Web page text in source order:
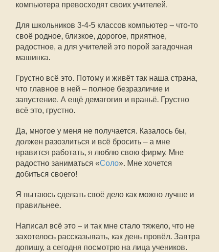
компьютера превосходят своих учителей.
Для школьников 3-4-5 классов компьютер – что-то
своё родное, близкое, дорогое, приятное,
радостное, а для учителей это порой загадочная
машинка.
Грустно всё это. Потому и живёт так наша страна,
что главное в ней – полное безразличие и
запустение. А ещё демагогия и враньё. Грустно
всё это, грустно.
Да, многое у меня не получается. Казалось бы,
должен разозлиться и всё бросить – а мне
нравится работать, я люблю свою фирму. Мне
радостно заниматься «Соло». Мне хочется
добиться своего!
Я пытаюсь сделать своё дело как можно лучше и
правильнее.
Написал всё это – и так мне стало тяжело, что не
захотелось рассказывать, как день провёл. Завтра
допишу, а сегодня посмотрю на лица учеников.